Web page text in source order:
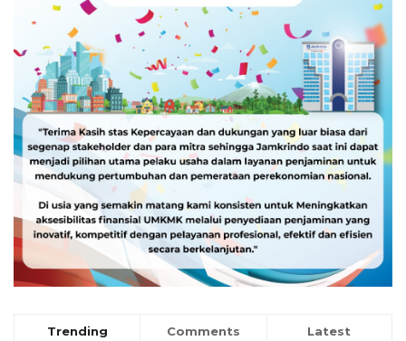
Trending Comments Latest